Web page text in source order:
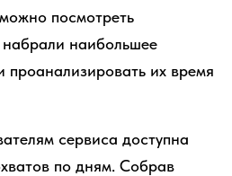
посмотреть
наибольшее
проанализировать их время
сервиса доступна
по дням. Собрав